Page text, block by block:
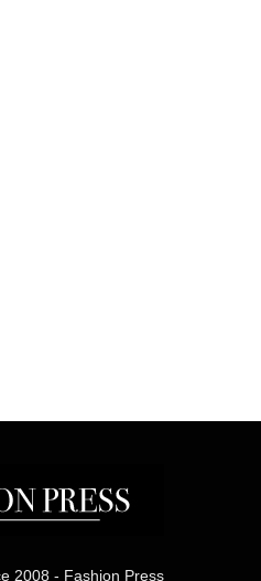
2008 - Fashion Press